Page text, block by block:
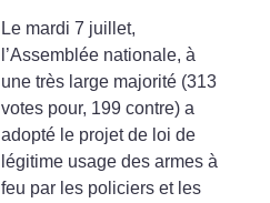
Le mardi 7 juillet,
l’Assemblée nationale, à
une très large majorité (313
votes pour, 199 contre) a
adopté le projet de loi de
légitime usage des armes à
feu par les policiers et les